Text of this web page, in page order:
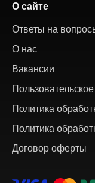
О сайте
Ответы на
О нас
Вакансии
Политика
Политика
Договор оферты